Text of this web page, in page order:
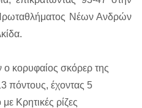
Νέων Ανδρών
κορυφαίος σκόρερ της
πόντους, έχοντας 5
Κρητικές ρίζες